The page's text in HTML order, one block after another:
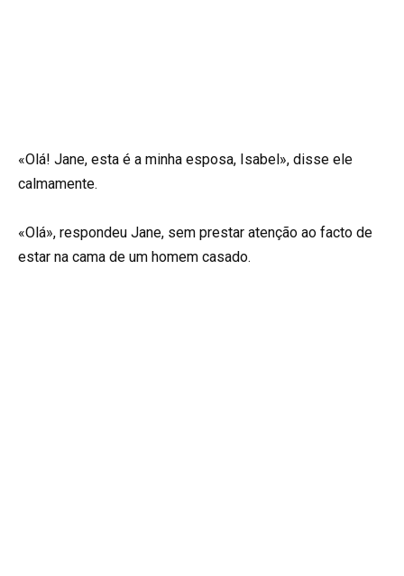
«Olá! Jane, esta é a minha esposa, Isabel», disse ele
calmamente.
«Olá», respondeu Jane, sem prestar atenção ao facto de
estar na cama de um homem casado.